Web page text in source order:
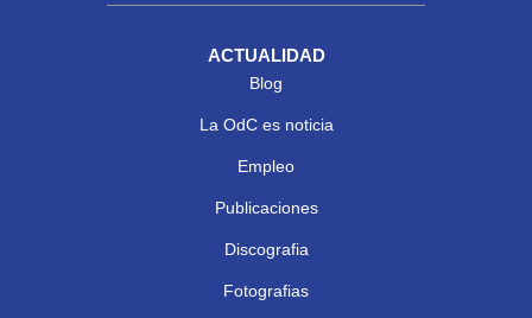
ACTUALIDAD
Blog
La OdC es noticia
Empleo
Publicaciones
Discografia
Fotografias